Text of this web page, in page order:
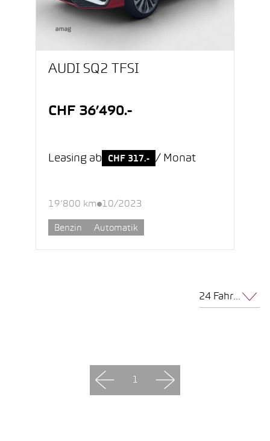
AUDI SQ2 TFSI
CHF 36’490.-
Leasing ab CHF 317.- / Monat
19’800 km 10/2023
Benzin Automatik
24 Fahrzeuge pro Seite
1